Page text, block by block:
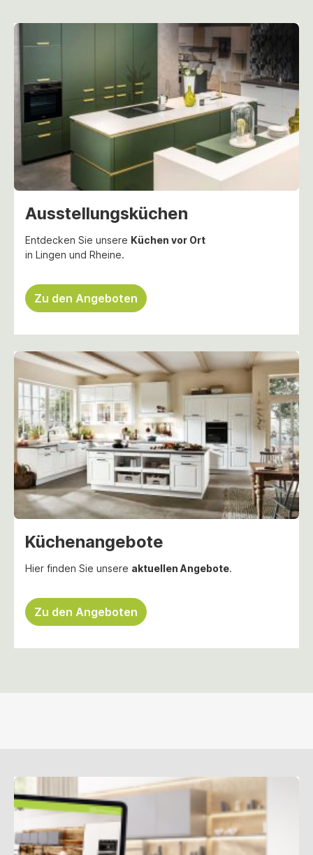
Ausstellungsküchen
Entdecken Sie unsere Küchen vor Ort
in Lingen und Rheine.
Zu den Angeboten
Küchenangebote
Hier finden Sie unsere aktuellen Angebote.
Zu den Angeboten